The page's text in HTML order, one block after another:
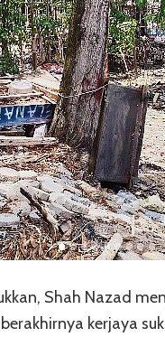
Shah Nazad
kerjaya